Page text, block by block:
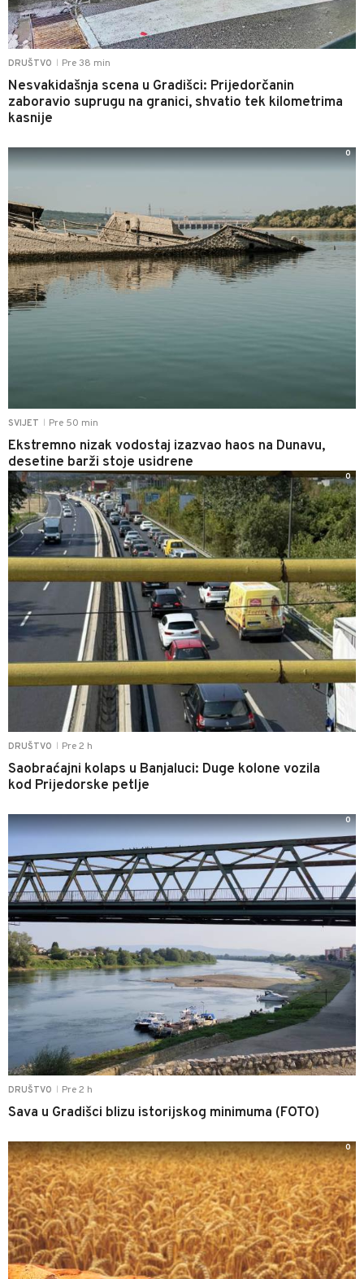
DRUŠTVO Pre 38 min
Nesvakidašnja scena u Gradišci: Prijedorčanin
zaboravio suprugu na granici, shvatio tek kilometrima
kasnije
SVIJET Pre 50 min
Ekstremno nizak vodostaj izazvao haos na Dunavu,
desetine barži stoje usidrene
0
DRUŠTVO Pre 2 h
Saobraćajni kolaps u Banjaluci: Duge kolone vozila
kod Prijedorske petlje
0
DRUŠTVO Pre 2 h
Sava u Gradišci blizu istorijskog minimuma (FOTO)
0
0